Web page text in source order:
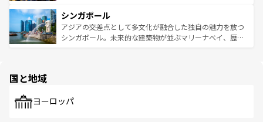
参照してほしい。
激する。気候は一年中温暖で、どの季節にも異なる楽しみ
が待っている。親しみやすいタイの人々、仏教を中心とし
た文化、そして多様な観光資源が、訪れる旅人を魅了し続
み、どこを訪れても感動するはず。観光スポットが密集し
ており、効率よく見どころを回れるのも魅力。息をのむよ
うな絶景から文化的な体験まで、香港を存分に楽しみ尽く
シンガポール
アジアの交差点として多文化が融合した独自の魅力を放つ
シンガポール。未来的な建築物が並ぶマリーナベイ、歴史
で、ホーカーズは地元の風情を楽しめる外せないスポット
国と地域
ヨーロッパ